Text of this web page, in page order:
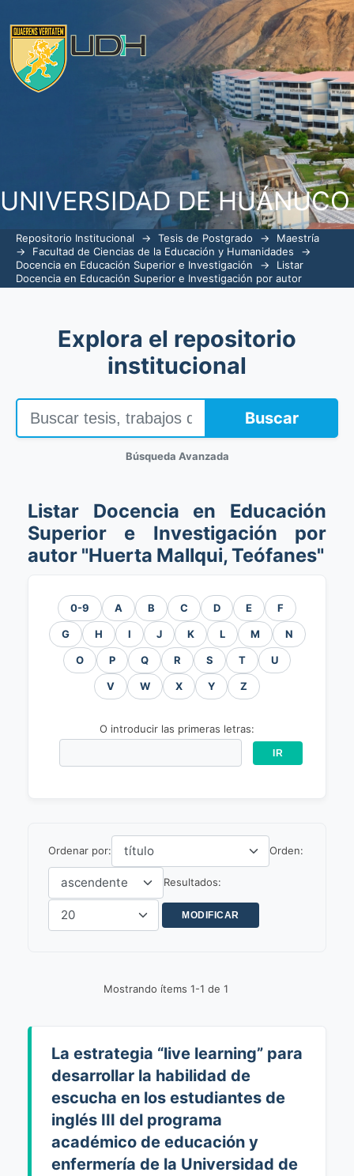
UNIVERSIDAD DE HUÁNUCO
Listar Docencia en Educación
Teófanes"
Repositorio Institucional → Tesis de Postgrado →
Maestría
→
Facultad de Ciencias de la Educación y Humanidades
→
Docencia en Educación Superior e Investigación
→
Listar
Docencia en Educación Superior e Investigación por autor
Explora el repositorio
institucional
Buscar
Búsqueda Avanzada
Listar Docencia en Educación
Superior e Investigación por
autor "Huerta Mallqui, Teófanes"
0-9 A B C D E F
G H I J K L M N
O P Q R S T U
V W X Y Z
O introducir las primeras letras:
Ordenar por: Orden:
Resultados:
Mostrando ítems 1-1 de 1
La estrategia “live learning” para
desarrollar la habilidad de
escucha en los estudiantes de
inglés III del programa
académico de educación y
enfermería de la Universidad de